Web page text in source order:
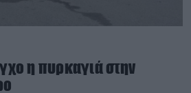
η πυρκαγιά στην